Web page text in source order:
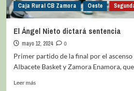
Caja Rural CB Zamora Oeste
El Ángel Nieto dictará sentencia
mayo 12, 2024
0
Primer partido de la final por el
Albacete Basket y Zamora Enamora,
Leer más